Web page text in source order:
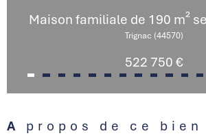
Maison familiale de 190 m²
Trignac (44570)
522 750 €
A propos de ce bien